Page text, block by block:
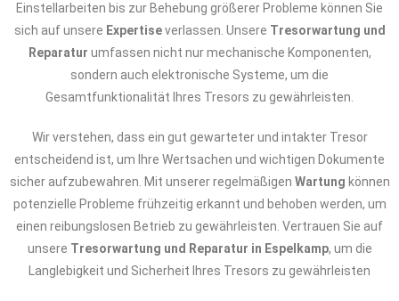
Einstellarbeiten bis zur Behebung größerer Probleme können Sie
sich auf unsere Expertiseverlassen. Unsere Tresorwartung und
Reparatur umfassen nicht nur mechanische Komponenten,
sondern auch elektronische Systeme, um die
Gesamtfunktionalität Ihres Tresors zu gewährleisten.
Wir verstehen, dass ein gut gewarteter und intakter Tresor
entscheidend ist, um Ihre Wertsachen und wichtigen Dokumente
sicher aufzubewahren. Mit unserer regelmäßigen Wartung können
potenzielle Probleme frühzeitig erkannt und behoben werden, um
einen reibungslosen Betrieb zu gewährleisten. Vertrauen Sie auf
unsere Tresorwartung und Reparatur in Espelkamp, um die
Langlebigkeit und Sicherheit Ihres Tresors zu gewährleisten